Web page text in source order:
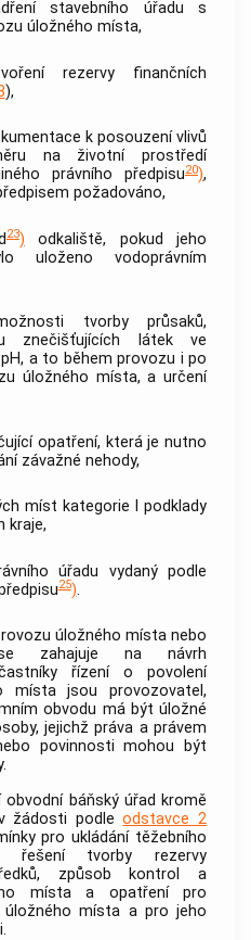
stavebního úřadu s
úložného místa,
rezervy finančních
),
k posouzení vlivů
na životní prostředí
právního předpisu20),
požadováno,
23) odkaliště, pokud jeho
uloženo vodoprávním
tvorby průsaků,
znečišťujících látek ve
a to během provozu i po
úložného místa, a určení
opatření, která je nutno
závažné nehody,
míst kategorie I podklady
kraje,
úřadu vydaný podle
25).
úložného místanebo
zahajuje na návrh
řízení o povolení
místajsou provozovatel ,
obvodu má být úložné
jejichž práva a právem
povinnosti mohou být
báňský úřad kromě
v žádosti podleodstavce 2
pro ukládání těžebního
řešení tvorby rezervy
způsob kontrol a
místaa opatření pro
úložného místa a pro jeho